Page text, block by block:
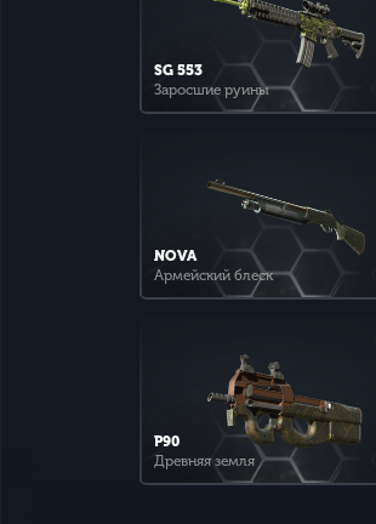
SG 553
Заросшие руины
NOVA
Армейский блеск
P90
Древняя земля